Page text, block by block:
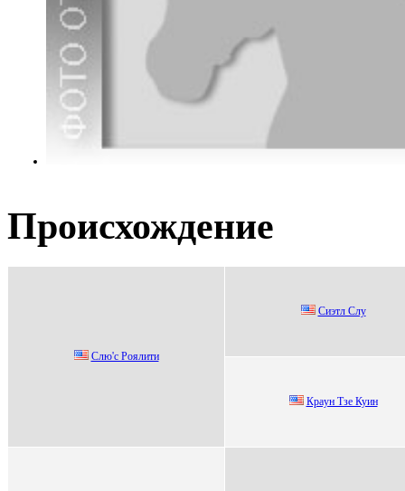
Происхождение
Cлю'c Роялити
Cиэтл Cлу
Кpaун Тзе Куин